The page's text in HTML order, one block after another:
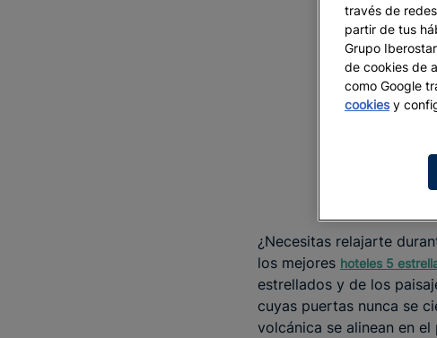
¿Necesitas relajarte
los mejores hoteles 5
estrellados y de los
cuyas puertas nunca se
volcánica se alinean en
través de
partir de tus
Grupo
de cookies de
como Google
cookiesy